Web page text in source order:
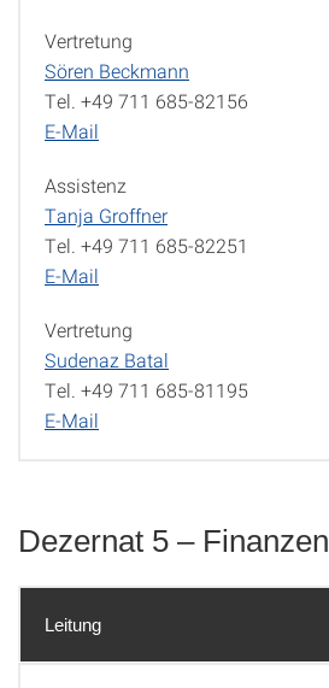
Vertretung
Sören Beckmann
Tel. +49 711 685-82156
E-Mail
Assistenz
Tanja Groffner
Tel. +49 711 685-82251
E-Mail
Vertretung
Sudenaz Batal
Tel. +49 711 685-81195
E-Mail
Dezernat 5 – Finanzen
Leitung